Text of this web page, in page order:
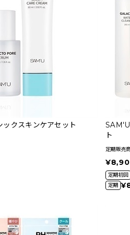
クスキンケアセット
ト
定期販売
定期初回
定期